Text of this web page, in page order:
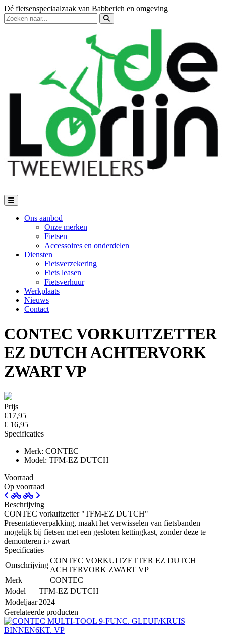
Dé fietsenspeciaalzaak van Babberich en omgeving
Ons aanbod
Onze merken
Fietsen
Accessoires en onderdelen
Diensten
Fietsverzekering
Fiets leasen
Fietsverhuur
Werkplaats
Nieuws
Contact
CONTEC VORKUITZETTER
EZ DUTCH ACHTERVORK
ZWART VP
Prijs
€17,95
€ 16,95
Specificaties
Merk: CONTEC
Model: TFM-EZ DUTCH
Voorraad
Op voorraad
Beschrijving
CONTEC vorkuitzetter "TFM-EZ DUTCH"
Presentatieverpakking, maakt het verwisselen van fietsbanden
mogelijk bij fietsen met een gesloten kettingkast, zonder deze te
demonteren i.› zwart
Specificaties
Omschrijving
CONTEC VORKUITZETTER EZ DUTCH
ACHTERVORK ZWART VP
Merk
CONTEC
Model
TFM-EZ DUTCH
Modeljaar 2024
Gerelateerde producten